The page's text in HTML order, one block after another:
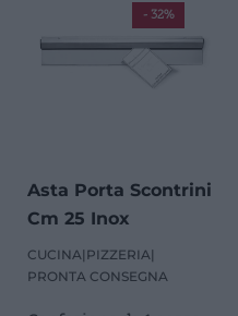
Asta Porta Scontrini
Cm 25 Inox
CUCINA| PIZZERIA|
PRONTA CONSEGNA
- 32%